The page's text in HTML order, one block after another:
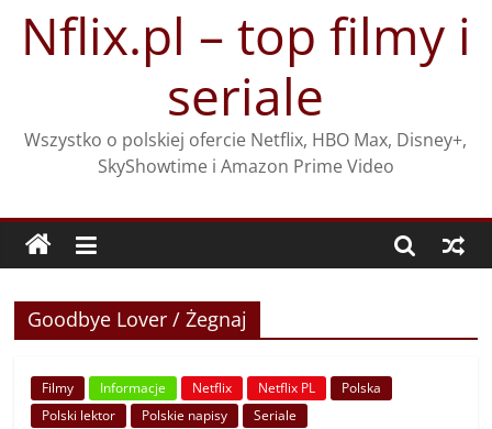
treściNflix.pl – top filmy i
seriale
Wszystko o polskiej ofercie Netflix, HBO Max, Disney+,
SkyShowtime i Amazon Prime Video
Goodbye Lover / Żegnaj
Filmy Informacje Netflix Netflix PL
Polska
Polski lektor
Polskie napisy Seriale